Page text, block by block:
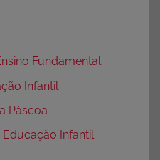
Fundamental
Infantil
Páscoa
Infantil